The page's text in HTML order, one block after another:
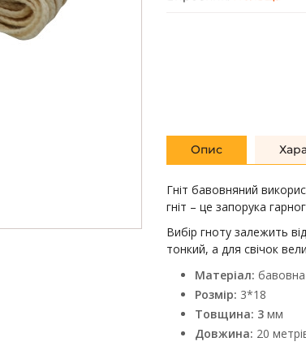
Опис
Гніт бавовняний
гніт – це запорука
Вибір гноту залежить
тонкий, а для свічок
Матеріал: бавовна
Розмір: 3*18
Товщина: 3 мм
Довжина: 20